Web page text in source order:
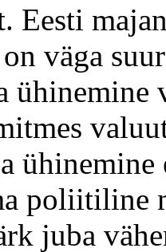
Eesti
väga
ühinemine
poliitiline
juba